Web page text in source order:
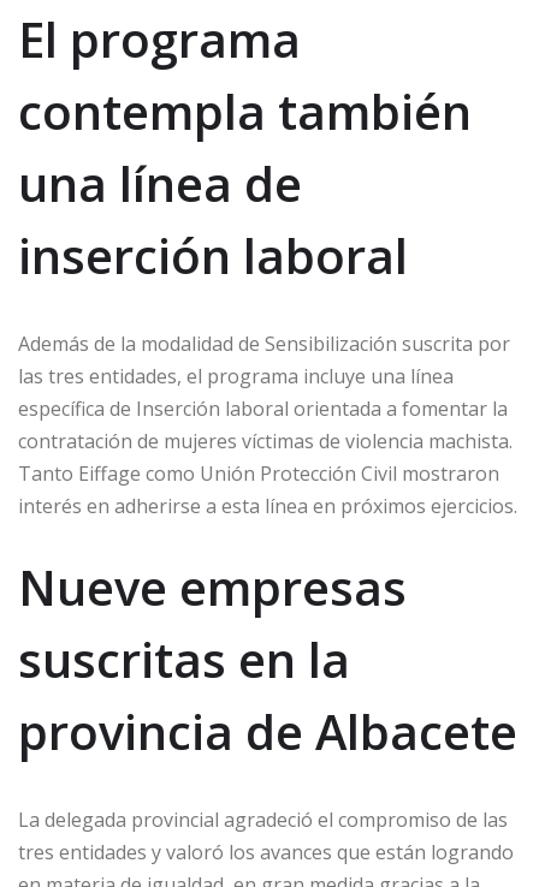
El programa
contempla también
una línea de
inserción laboral
Además de la modalidad de Sensibilización suscrita por
las tres entidades, el programa incluye una línea
específica de Inserción laboral orientada a fomentar la
contratación de mujeres víctimas de violencia machista.
Tanto Eiffage como Unión Protección Civil mostraron
interés en adherirse a esta línea en próximos ejercicios.
Nueve empresas
suscritas en la
provincia de Albacete
La delegada provincial agradeció el compromiso de las
tres entidades y valoró los avances que están logrando